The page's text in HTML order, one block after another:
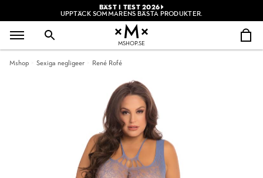
BÄST I TEST 2026
UPPTÄCK SOMMARENS BÄSTA PRODUKTER.
MSHOP.SE
Mshop Sexiga negligeer René Rofé